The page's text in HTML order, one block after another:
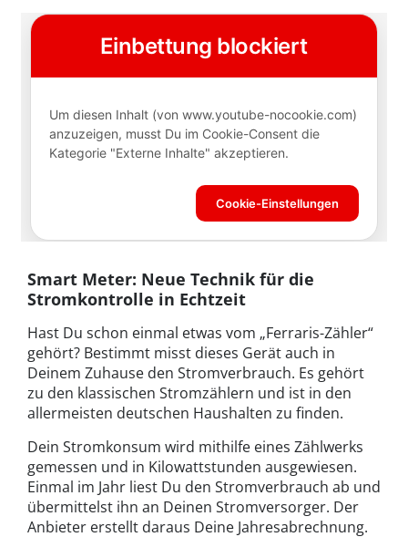
Smart Meter: Neue Technik für die
Stromkontrolle in Echtzeit
Hast Du schon einmal etwas vom „Ferraris-Zähler“
gehört? Bestimmt misst dieses Gerät auch in
Deinem Zuhause den Stromverbrauch. Es gehört
zu den klassischen Stromzählern und ist in den
allermeisten deutschen Haushalten zu finden.
Dein Stromkonsum wird mithilfe eines Zählwerks
gemessen und in Kilowattstunden ausgewiesen.
Einmal im Jahr liest Du den Stromverbrauch ab und
übermittelst ihn an Deinen Stromversorger. Der
Anbieter erstellt daraus Deine Jahresabrechnung.